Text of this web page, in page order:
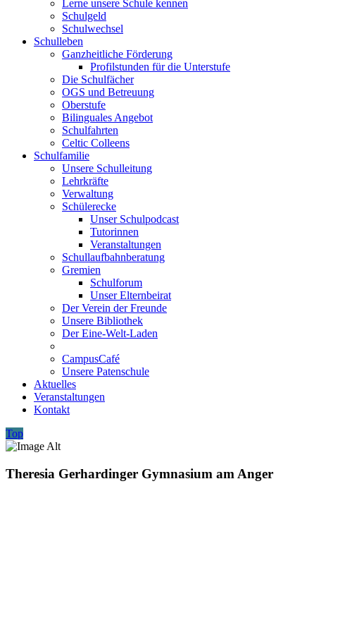
Lerne unsere Schule kennen
Schulgeld
Schulwechsel
Schulleben
Ganzheitliche Förderung
Profilstunden für die Unterstufe
Die Schulfächer
OGS und Betreuung
Oberstufe
Bilinguales Angebot
Schulfahrten
Celtic Colleens
Schulfamilie
Unsere Schulleitung
Lehrkräfte
Verwaltung
Schülerecke
Unser Schulpodcast
Tutorinnen
Veranstaltungen
Schullaufbahnberatung
Gremien
Schulforum
Unser Elternbeirat
Der Verein der Freunde
Unsere Bibliothek
Der Eine-Welt-Laden
CampusCafé
Unsere Patenschule
Aktuelles
Veranstaltungen
Kontakt
Top
Theresia Gerhardinger Gymnasium am Anger